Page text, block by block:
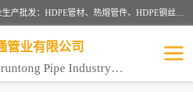
深圳市鑫润通管业有限公司专业生产批发：HDPE管材、热熔管件、HDPE钢丝骨架管、电熔管件、HDPE双壁波纹管、MPP电力管、井盖、PVC管材管件、PPR管材管件等；公司自创建以来，始终秉承“团结、务实、创新、守信”的服务宗旨，凭借专业的服务以及多年的勤奋拼搏，发展成为一家专业销售各种管材管件，绝缘电工套管及配件等系列产品的贸易公司。
管业有限公司
Shenzhen Xinruntong Pipe Industry Co., Ltd